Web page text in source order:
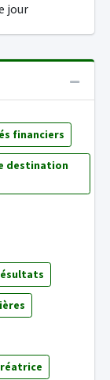
jour
financiers
destination